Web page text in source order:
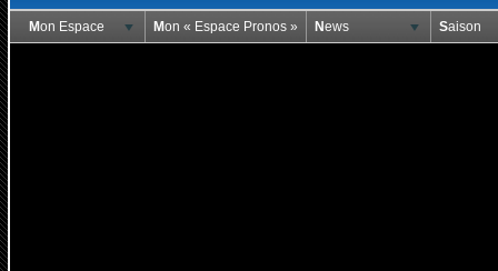
Mon Espace Mon « Espace Pronos » News Saison